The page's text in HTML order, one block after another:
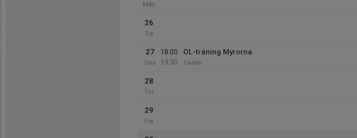
Mån
26
Tis
27
Ons
18:00
19:30
OL-träning Myrorna
Tavlan
28
Tor
29
Fre